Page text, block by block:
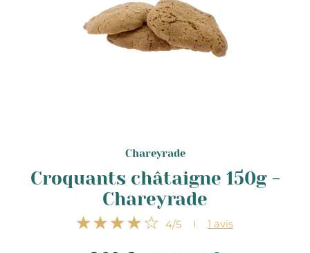
Chareyrade
Croquants châtaigne 150g -
Chareyrade
4/5 1 avis